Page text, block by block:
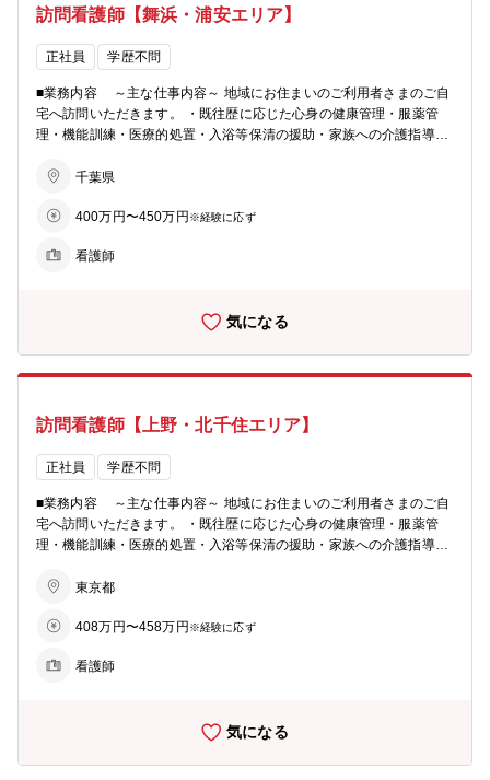
訪問看護師【舞浜・浦安エリア】
正社員 学歴不問
■業務内容 ～主な仕事内容～ 地域にお住まいのご利用者さまのご自
宅へ訪問いただきます。 ・既往歴に応じた心身の健康管理・服薬管
理・機能訓練・医療的処置・入浴等保清の援助・家族への介護指導・
＊研修制度の充実＊ ・入社時研修 現場さながらの研修施設で入社か
輩スタッフの訪問先に同行して実際に仕事をしていきます。 ・フォロ
や困り事を共有し、解決に繋げます。
千葉県
400万円〜450万円 ※経験に応ず
看護師
気になる
訪問看護師【上野・北千住エリア】
正社員 学歴不問
■業務内容 ～主な仕事内容～ 地域にお住まいのご利用者さまのご自
宅へ訪問いただきます。 ・既往歴に応じた心身の健康管理・服薬管
理・機能訓練・医療的処置・入浴等保清の援助・家族への介護指導・
◎訪問看護とは◎ 訪問看護では、いつまでも自宅で過ごしたいという
療的処置や健康管理、ご利用者さまとそのご家族の心のケアや介護指
関とはまた違ったやりがいを感じられ、これまでの経験もいかせるお
東京都
408万円〜458万円 ※経験に応ず
看護師
気になる